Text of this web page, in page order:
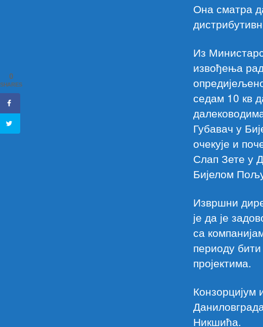
Она сматра
Из
извођења
седам 10 кв
Губавач у
очекује и
Слап Зете у
Бијелом
Извршни
је да је
са
периоду
пројектима.
Никшића.
0
SHARES